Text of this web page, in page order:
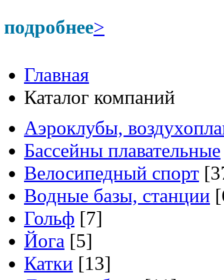
подробнее>
Главная
Каталог компаний
Аэроклубы,
Бассейны плавательные
Велосипедный спорт
Водные базы, станции
Гольф [7]
Йога [5]
Катки [13]